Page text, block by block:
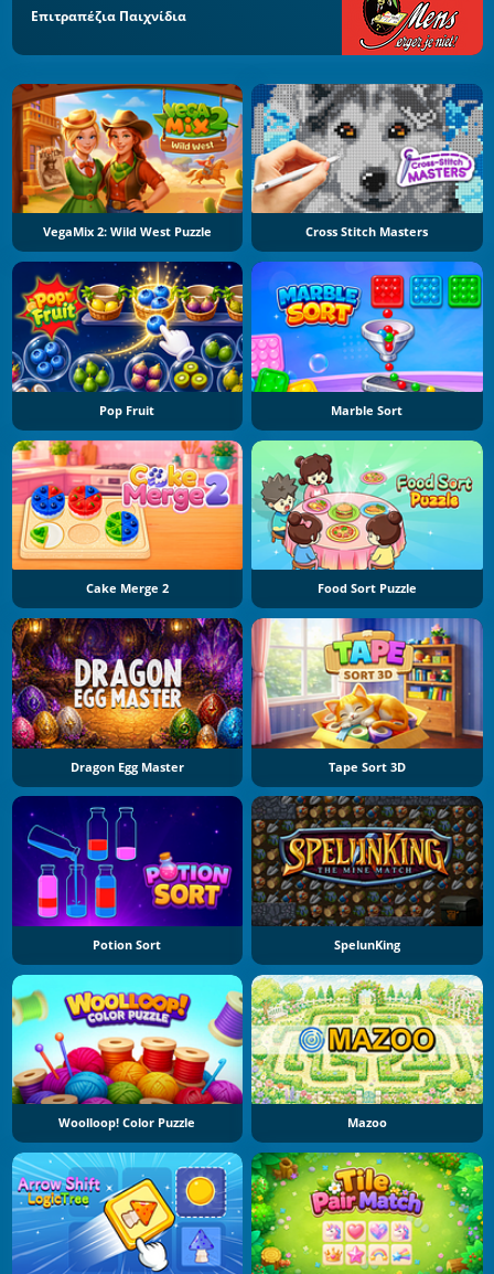
Επιτραπέζια Παιχνίδια
VegaMix 2: Wild West Puzzle Cross Stitch Masters
Pop Fruit Marble Sort
Cake Merge 2 Food Sort Puzzle
Dragon Egg Master Tape Sort 3D
Potion Sort SpelunKing
Woolloop! Color Puzzle Mazoo